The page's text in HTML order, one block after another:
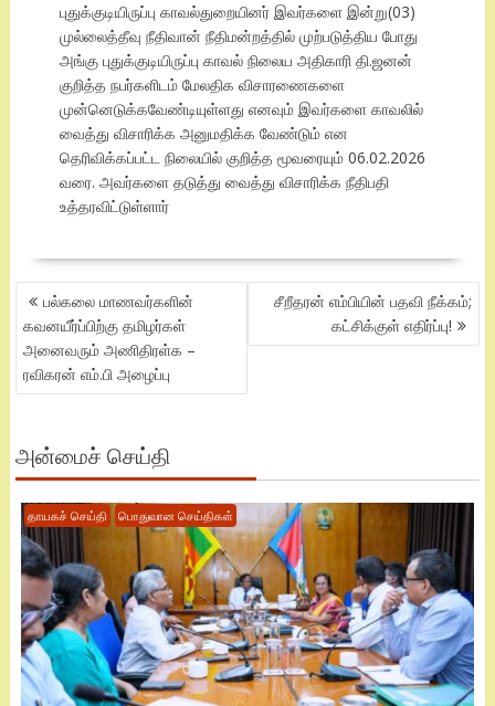
புதுக்குடியிருப்பு காவல்துறையினர் இவர்களை இன்று(03)
முல்லைத்தீவு நீதிவான் நீதிமன்றத்தில் முற்படுத்திய போது
அங்கு புதுக்குடியிருப்பு காவல் நிலைய அதிகாரி தி.ஜனன்
கு‌றி‌த்த நபர்களிடம் மேலதிக விசாரணைகளை
முன்னெடுக்கவேண்டியுள்ளது எனவும் இவர்களை காவ‌லி‌ல்
வைத்து விசாரிக்க அனுமதிக்க வேண்டும் என
தெரிவிக்கப்பட்ட நிலையில் கு‌றி‌த்த மூவரையும் 06.02.2026
வரை. அவர்களை தடுத்து வைத்து விசாரிக்க நீதிபதி
உத்தரவிட்டுள்ளார்
POST
NAVIGATION
பல்கலை மாணவர்களின்
கவனயீர்ப்பிற்கு தமிழர்கள்
அனைவரும் அணிதிரள்க –
ரவிகரன் எம்.பி அழைப்பு
சீறீதரன் எம்பியின் பதவி நீக்கம்;
கட்சிக்குள் எதிர்ப்பு!
அன்மைச் செய்தி
தாயகச் செய்தி பொதுவான செய்திகள்